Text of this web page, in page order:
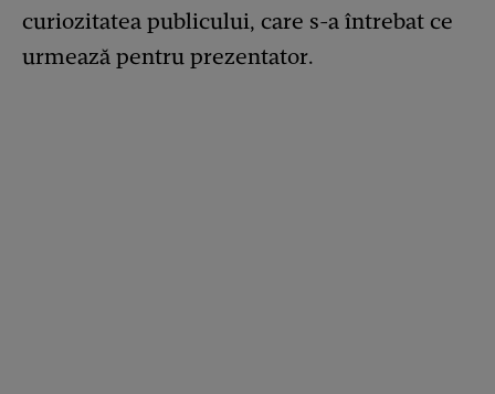
curiozitatea publicului, care s-a întrebat ce
urmează pentru prezentator.